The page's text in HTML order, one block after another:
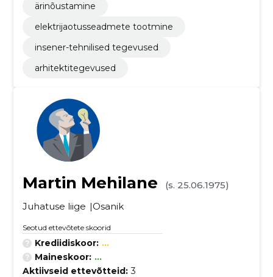
ärinõustamine
elektrijaotusseadmete tootmine
insener-tehnilised tegevused
arhitektitegevused
Martin Mehilane
(s. 25.06.1975)
Juhatuse liige
Osanik
Seotud ettevõtete skoorid
Krediidiskoor: ...
Maineskoor: ...
Aktiivseid ettevõtteid: 3